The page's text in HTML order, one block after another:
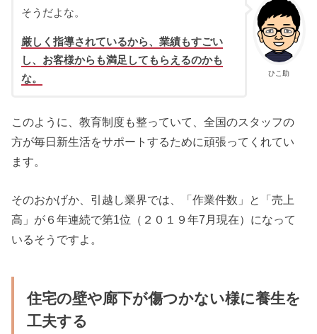
ひこ助
そうだよな。
厳しく指導されているから、業績もすごい
し、お客様からも満足してもらえるのかも
な。
このように、教育制度も整っていて、全国のスタッフの
方が毎日新生活をサポートするために頑張ってくれてい
ます。
そのおかげか、引越し業界では、「作業件数」と「売上
高」が６年連続で第1位（２０１９年7月現在）になって
いるそうですよ。
住宅の壁や廊下が傷つかない様に養生を
工夫する